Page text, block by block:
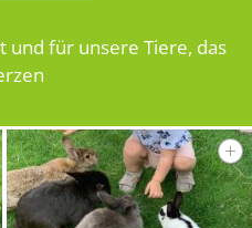
für unsere Tiere, das